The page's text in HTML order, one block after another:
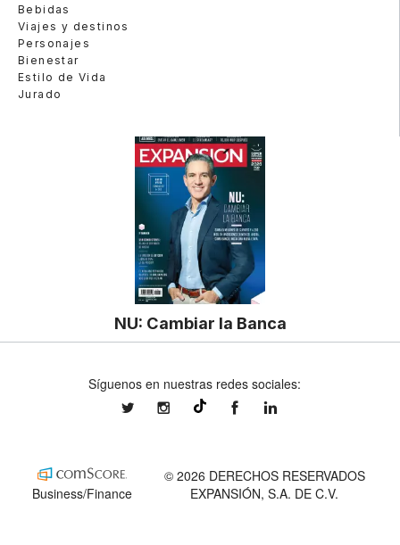
Bebidas
Viajes y destinos
Personajes
Bienestar
Estilo de Vida
Jurado
NU: Cambiar la Banca
Síguenos en nuestras redes sociales:
expansionmxexpansionmx ExpansionMex
Business/Finance
© 2026 DERECHOS RESERVADOS
EXPANSIÓN, S.A. DE C.V.